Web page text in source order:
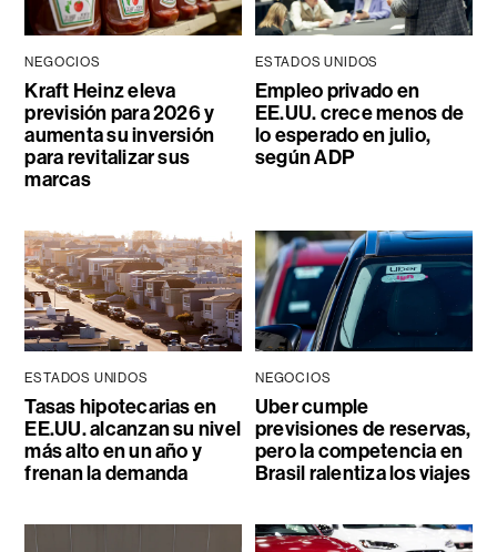
NEGOCIOS
Kraft Heinz eleva
previsión para 2026 y
aumenta su inversión
para revitalizar sus
marcas
ESTADOS UNIDOS
Empleo privado en
EE.UU. crece menos de
lo esperado en julio,
según ADP
ESTADOS UNIDOS
Tasas hipotecarias en
EE.UU. alcanzan su nivel
más alto en un año y
frenan la demanda
NEGOCIOS
Uber cumple
previsiones de reservas,
pero la competencia en
Brasil ralentiza los viajes